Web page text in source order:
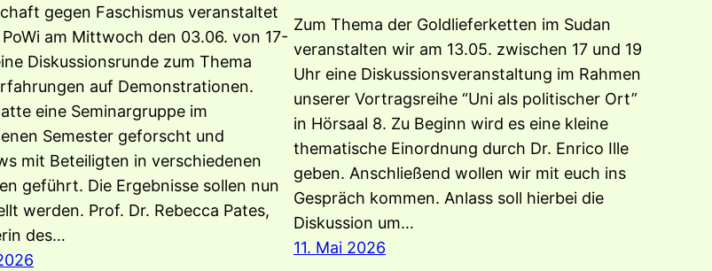
gegen Faschismus veranstaltet
PoWi am Mittwoch den 03.06. von 17-
Diskussionsrunde zum Thema
auf Demonstrationen.
eine Seminargruppe im
Semester geforscht und
mit Beteiligten in verschiedenen
geführt. Die Ergebnisse sollen nun
werden. Prof. Dr. Rebecca Pates,
des…
Zum Thema der Goldlieferketten im Sudan
veranstalten wir am 13.05. zwischen 17 und 19
Uhr eine Diskussionsveranstaltung im Rahmen
unserer Vortragsreihe “Uni als politischer Ort”
in Hörsaal 8. Zu Beginn wird es eine kleine
thematische Einordnung durch Dr. Enrico Ille
geben. Anschließend wollen wir mit euch ins
Gespräch kommen. Anlass soll hierbei die
Diskussion um…
11. Mai 2026